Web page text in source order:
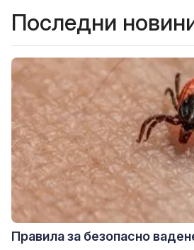
Последни
Правила за безопасно